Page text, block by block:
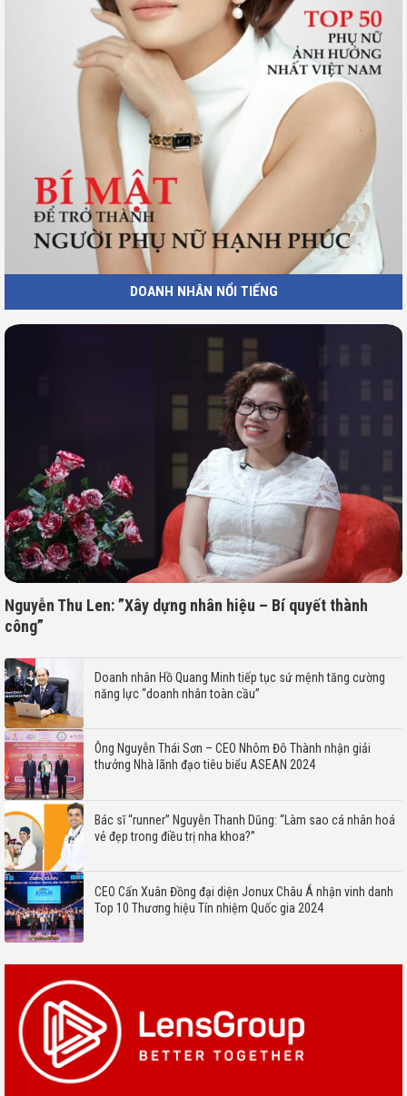
BÀI VIẾT MỚI
tế Mùa hè 2026
Charm of Law 2026: Hành trình vươn mình đầy rực rỡ
ParagonCare Việt Nam chuyển giao máy chụp ảnh đáy mắt cho Bệnh
viện Mắt Sài Gòn Tiền Giang
Hội nghị Thương mại và Đầu tư Việt Nam – ASEAN lần thứ I: Mở rộng
cánh cửa hợp tác đầu tư, hướng tới phát triển bền vững
“Ký ức tầng không” – Đi qua tiếc nuối để tìm lại chính mình
BES Group mở rộng hợp tác quốc tế tại Hàn Quốc
Sắp diễn ra Hội nghị Thương mại và Đầu tư Việt Nam – ASEAN lần
Sắp diễn ra Diễn đàn Hợp tác Kinh tế ASEAN lần thứ 7 tại Singapore
Sự kiện Kinh doanh